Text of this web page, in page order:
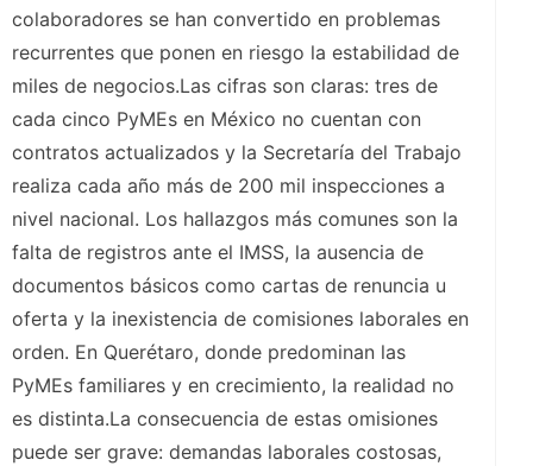
colaboradores se han convertido en problemas
recurrentes que ponen en riesgo la estabilidad de
miles de negocios.Las cifras son claras: tres de
cada cinco PyMEs en México no cuentan con
contratos actualizados y la Secretaría del Trabajo
realiza cada año más de 200 mil inspecciones a
nivel nacional. Los hallazgos más comunes son la
falta de registros ante el IMSS, la ausencia de
documentos básicos como cartas de renuncia u
oferta y la inexistencia de comisiones laborales en
orden. En Querétaro, donde predominan las
PyMEs familiares y en crecimiento, la realidad no
es distinta.La consecuencia de estas omisiones
puede ser grave: demandas laborales costosas,